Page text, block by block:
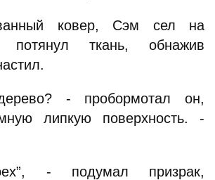
ковер, Сэм сел на
потянул ткань, обнажив
- пробормотал он,
липкую поверхность. -
- подумал призрак,